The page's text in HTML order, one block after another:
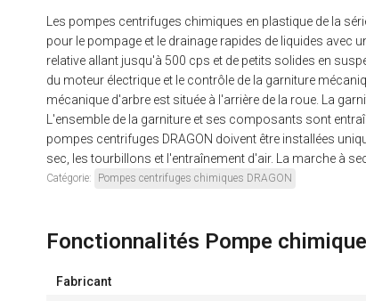
Les pompes centrifuges chimiques en plastique de la
pour le pompage et le drainage rapides de liquides avec
relative allant jusqu'à 500 cps et de petits solides en
du moteur électrique et le contrôle de la garniture
mécanique d'arbre est située à l'arrière de la roue. La
L'ensemble de la garniture et ses composants sont
pompes centrifuges DRAGON doivent être installées
sec, les tourbillons et l'entraînement d'air. La marche à
Catégorie: Pompes centrifuges chimiques DRAGON
Fonctionnalités Pompe
Fabricant